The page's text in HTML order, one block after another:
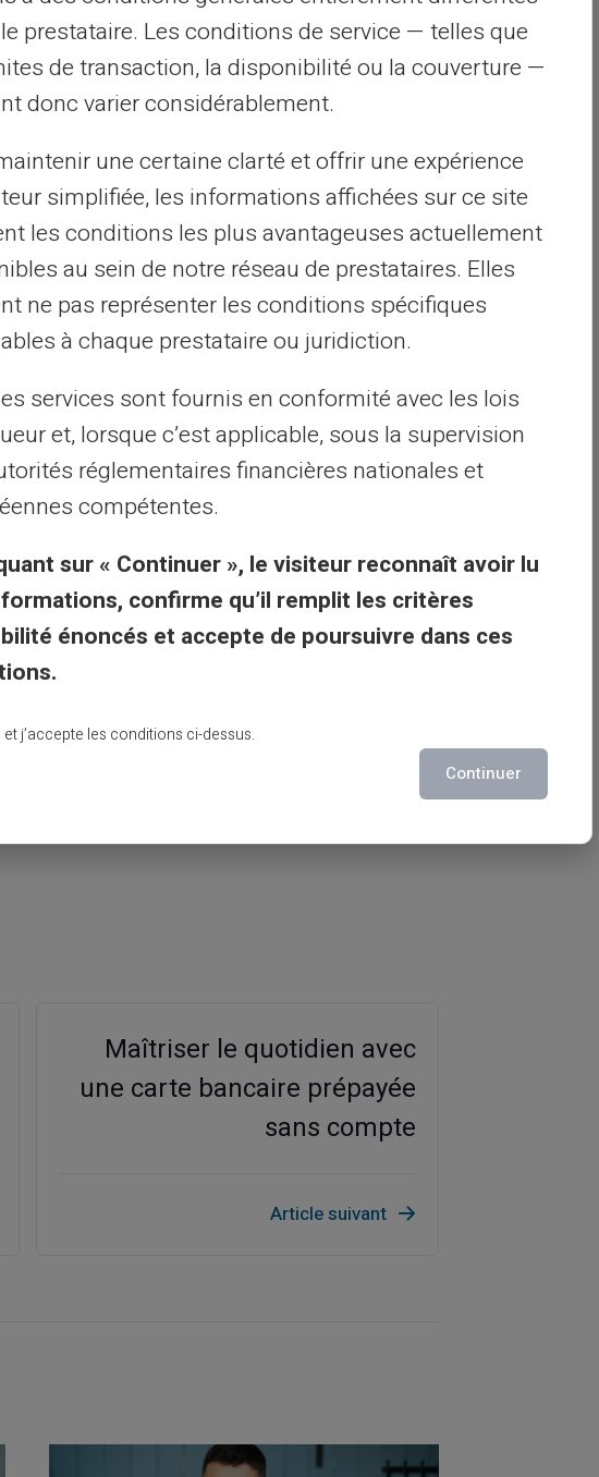
par catégorie.
pour les enfants.
de paiement mais également un outil
enfant, avec une solde propre, ils
l'argent mais aussi la planification
une meilleure compréhension des
argent.
renforçant les leçons de finance
opportunités d'apprentissage sans
les cartes prépayées telles que la
gestion des financesd'une famille. Elles
sur les
et impliquer chaque membre de la
Maîtriser le quotidien avec
une carte bancaire prépayée
sans compte
Article suivant
prestataire. Les conditions de service — telles que
de transaction, la disponibilité ou la couverture —
donc varier considérablement.
une certaine clarté et offrir une expérience
simplifiée, les informations affichées sur ce site
les conditions les plus avantageuses actuellement
au sein de notre réseau de prestataires. Elles
ne pas représenter les conditions spécifiques
à chaque prestataire ou juridiction.
services sont fournis en conformité avec les lois
et, lorsque c’est applicable, sous la supervision
réglementaires financières nationales et
compétentes.
sur « Continuer », le visiteur reconnaît avoir lu
confirme qu’il remplit les critères
énoncés et accepte de poursuivre dans ces
et j’accepte les conditions ci-dessus.
Continuer